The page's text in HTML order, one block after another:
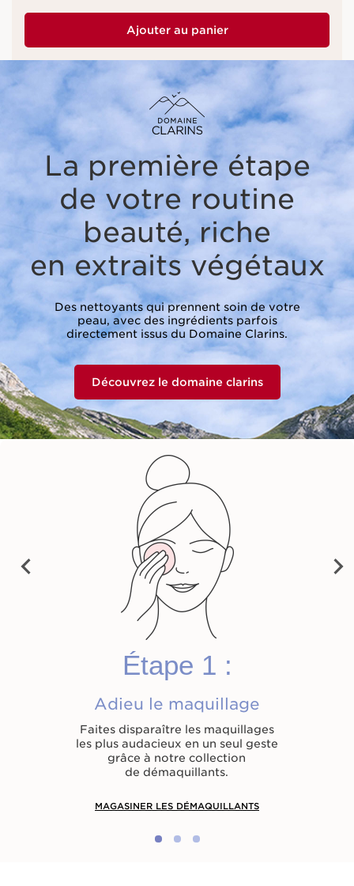
Ajouter au panier
La première étape
de votre routine
beauté,riche
en extraits végétaux
Des nettoyants qui prennent soin de votre
peau, avec des ingrédients parfois
directement issus du Domaine Clarins.
Découvrez le domaine clarins
Previ
ous
Étape 1 :
Adieu le maquillage
Faites disparaître les maquillages
les plus audacieux en un seul geste
grâce à notre collection
de démaquillants.
MAGASINER LES DÉMAQUILLANTS
Next
Eau Micellaire
Démaquillante
46.00 $
Magasiner